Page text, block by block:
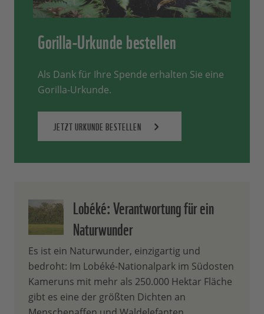
Gorilla-Urkunde bestellen
Als Dank für Ihre Spende erhalten Sie eine
Gorilla-Urkunde.
JETZT URKUNDE BESTELLEN
Lobéké: Verantwortung für ein
Naturwunder
Es ist ein Naturwunder, einzigartig und
bedroht: Im Lobéké-Nationalpark im Südosten
Kameruns mit mehr als 250.000 Hektar Fläche
gibt es eine der größten Dichten an